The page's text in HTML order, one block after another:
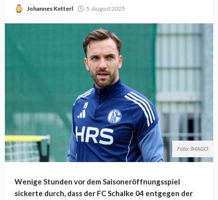
Johannes Ketterl 5. August 2025
Foto: IMAGO
Wenige Stunden vor dem Saisoneröffnungsspiel
sickerte durch, dass der FC Schalke 04 entgegen der